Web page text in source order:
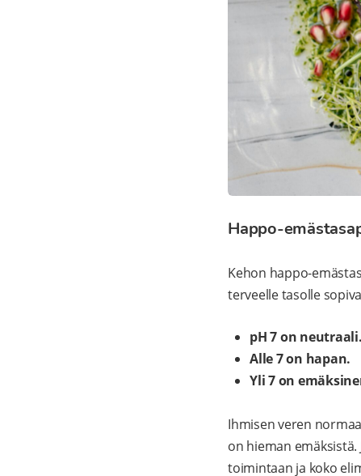
Happo-
Kehon happo-
terveelle tasolle
pH 7 on neutraali.
Alle 7 on hapan.
Yli 7 on
Ihmisen veren
on hieman
toimintaan ja koko